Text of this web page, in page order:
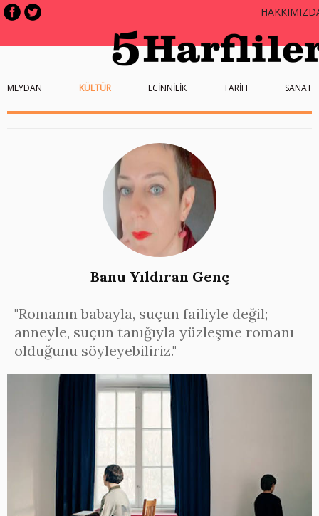
MEYDAN KÜLTÜR ECİNNİLİK TARİH SANAT
Banu Yıldıran Genç
"Romanın babayla, suçun failiyle değil;
anneyle, suçun tanığıyla yüzleşme romanı
olduğunu söyleyebiliriz."